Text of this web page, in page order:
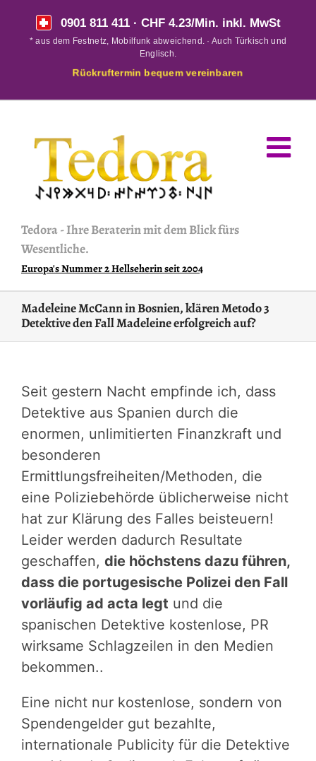
0901 811 411· CHF 4.23/Min. inkl. MwSt
* aus dem Festnetz, Mobilfunk abweichend. · Auch Türkisch und
Englisch.
Rückruftermin bequem vereinbaren
Tedora-Ihre Beraterin mit dem Blick fürs
Wesentliche.
Europa's Nummer 2 Hellseherin seit 2004
Madeleine McCann in Bosnien, klären Metodo 3
Detektive den Fall Madeleine erfolgreich auf?
Seit gestern Nacht empfinde ich, dass
Detektive aus Spanien durch die
enormen, unlimitierten Finanzkraft und
besonderen
Ermittlungsfreiheiten/Methoden, die
eine Poliziebehörde üblicherweise nicht
hat zur Klärung des Falles beisteuern!
Leider werden dadurch Resultate
geschaffen, die höchstens dazu führen,
dass die portugesische Polizei den Fall
vorläufig ad acta legt und die
spanischen Detektive kostenlose, PR
wirksame Schlagzeilen in den Medien
bekommen..
Eine nicht nur kostenlose, sondern von
Spendengelder gut bezahlte,
internationale Publicity für die Detektive